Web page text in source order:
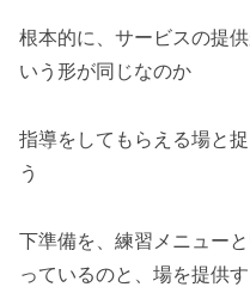
根本的に、サービスの提
いう形が同じなのか
指導をしてもらえる場と
う
下準備を、練習メニュー
っているのと、場を提供